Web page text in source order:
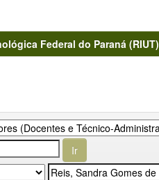
Federal do Paraná (RIUT)